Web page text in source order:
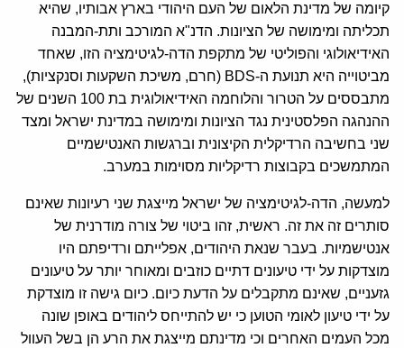
קיומה של מדינת הלאום של העם היהודי בארץ אבותיו, שהיא
תכליתה ומימושה של הציונות. הדנ"א המורכב ותת-המבנה
האידיאולוגי והפוליטי של מתקפת הדה-לגיטימציה הזו, שאחד
מביטוייה היא תנועת ה-BDS (חרם, משיכת השקעות וסנקציות),
מתבססים על הטרור והלוחמה האידיאולוגית בת 100 השנים של
ההנהגה הפלסטינית נגד הציונות ומימושה במדינת ישראל ומצד
שני בחשיבה הרדיקלית הקיצונית וברגשות האנטישמיים
המתמשכים בקבוצות רדיקליות מסוימות במערב.
למעשה, הדה-לגיטימציה של ישראל מייצגת שני רעיונות שאינם
סותרים זה את זה. ראשית, זהו ביטוי של צורה מודרנית של
אנטישמיות. בעבר שנאת היהודים, אפלייתם ורדיפתם היו
מוצדקות על ידי טיעונים דתיים כוזבים ומאוחר יותר על טיעונים
גזעניים, שאינם מתקבלים על הדעת כיום. כיום גישה זו מוצדקת
על ידי טיעון לאומי הטוען כי יש להתייחס ליהודים באופן שונה
מכל העמים האחרים וכי מדינתם מייצגת את הרע הן בשל העוול